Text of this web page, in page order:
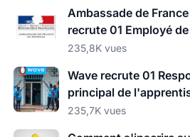
Ambassade de
recrute 01 Employé
235,8K vues
Wave recrute 01
principal de
du développement
235,7K vues